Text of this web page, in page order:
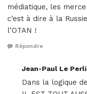
médiatique, les
c’est à dire à la
l’OTAN !
Répondre
Jean-Paul Le
Dans la logique